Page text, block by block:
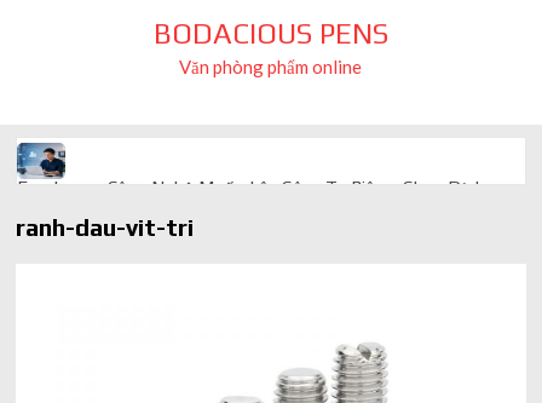
BODACIOUS PENS
Văn phòng phẩm online
Freelancer Công Nghệ Muốn Lên Công Ty Riêng: Chọn Dịch
Ứng dụng AI trong doanh nghiệp để cắt giảm chi phí vận hành
ranh-dau-vit-tri